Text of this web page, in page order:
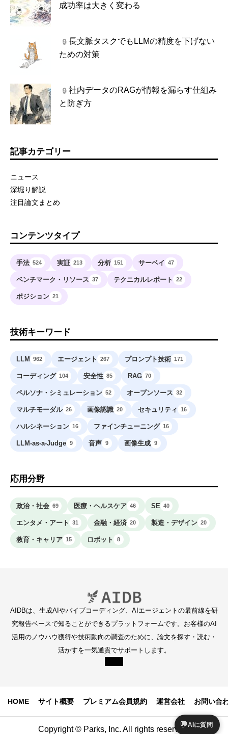
成功率は大きく変わる
🔒長文脈タスクでもLLMの精度を下げない
ための対策
🔒社内データのRAGが情報を漏らす仕組み
と防ぎ方
記事カテゴリー
ニュース
深堀り解説
注目論文まとめ
コンテンツタイプ
手法 524 実証 213 分析 151 サーベイ 47
ベンチマーク・リソース 37 テクニカルレポート 22
ポジション 21
技術キーワード
LLM 962 エージェント 267 プロンプト技術 171
コーディング 104 安全性 85 RAG 70
ペルソナ・シミュレーション 52 オープンソース 32
マルチモーダル 26 画像認識 20 セキュリティ 16
ハルシネーション 16 ファインチューニング 16
LLM-as-a-Judge 9 音声 9 画像生成 9
応用分野
政治・社会 69 医療・ヘルスケア 46 SE 40
エンタメ・アート 31 金融・経済 20 製造・デザイン 20
教育・キャリア 15 ロボット 8
AIDBは、生成AIやバイブコーディング、AIエージェントの最前線を研
究報告ベースで知ることができるプラットフォームです。お客様のAI
活用のノウハウ獲得や技術動向の調査のために、論文を探す・読む・
活かすを一気通貫でサポートします。
HOME サイト概要 プレミアム会員規約 運営会社 お問い合
Copyright © Parks, Inc. All rights reserved.
💬AIに質問